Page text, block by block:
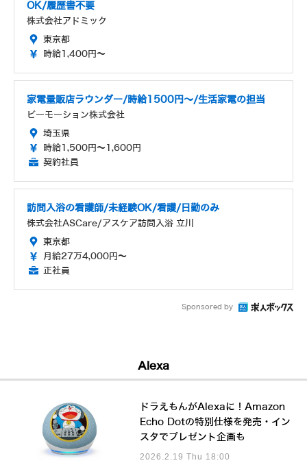
OK/履歴書不要
株式会社アドミック
東京都
時給1,400円～
家電量販店ラウンダー/時給1500円～/生活家電の担当
ビーモーション株式会社
埼玉県
時給1,500円～1,600円
契約社員
訪問入浴の看護師/未経験OK/看護/日勤のみ
株式会社ASCare/アスケア訪問入浴 立川
東京都
月給27万4,000円～
正社員
Sponsored by
Alexa
ドラえもんがAlexaに！Amazon
Echo Dotの特別仕様を発売・イン
スタでプレゼント企画も
2026.2.19 Thu 18:00